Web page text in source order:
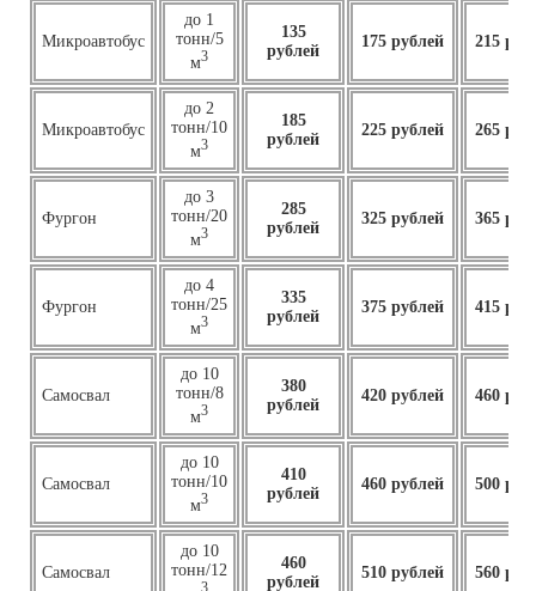
Микроавтобус
до 1
тонн/5
м3
135
рублей
175 рублей 215
Микроавтобус
до 2
тонн/10
м3
185
рублей
225 рублей 265
Фургон
до 3
тонн/20
м3
285
рублей
325 рублей 365
Фургон
до 4
тонн/25
м3
335
рублей
375 рублей 415
Самосвал
до 10
тонн/8
м3
380
рублей
420 рублей 460
Самосвал
до 10
тонн/10
м3
410
рублей
460 рублей 500
Самосвал
до 10
тонн/12
3
460
рублей
510 рублей 560